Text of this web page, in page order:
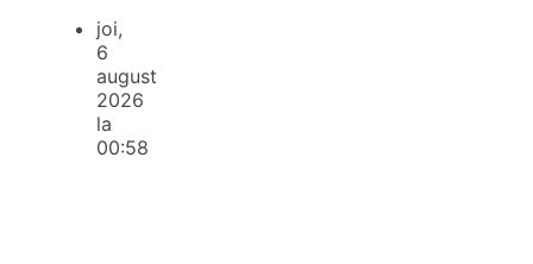
joi,
6
august
2026
la
00:58